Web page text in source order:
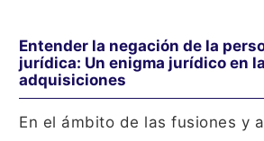
Entender la negación de la
jurídica: Un enigma jurídico en
adquisiciones
En el ámbito de las fusiones y